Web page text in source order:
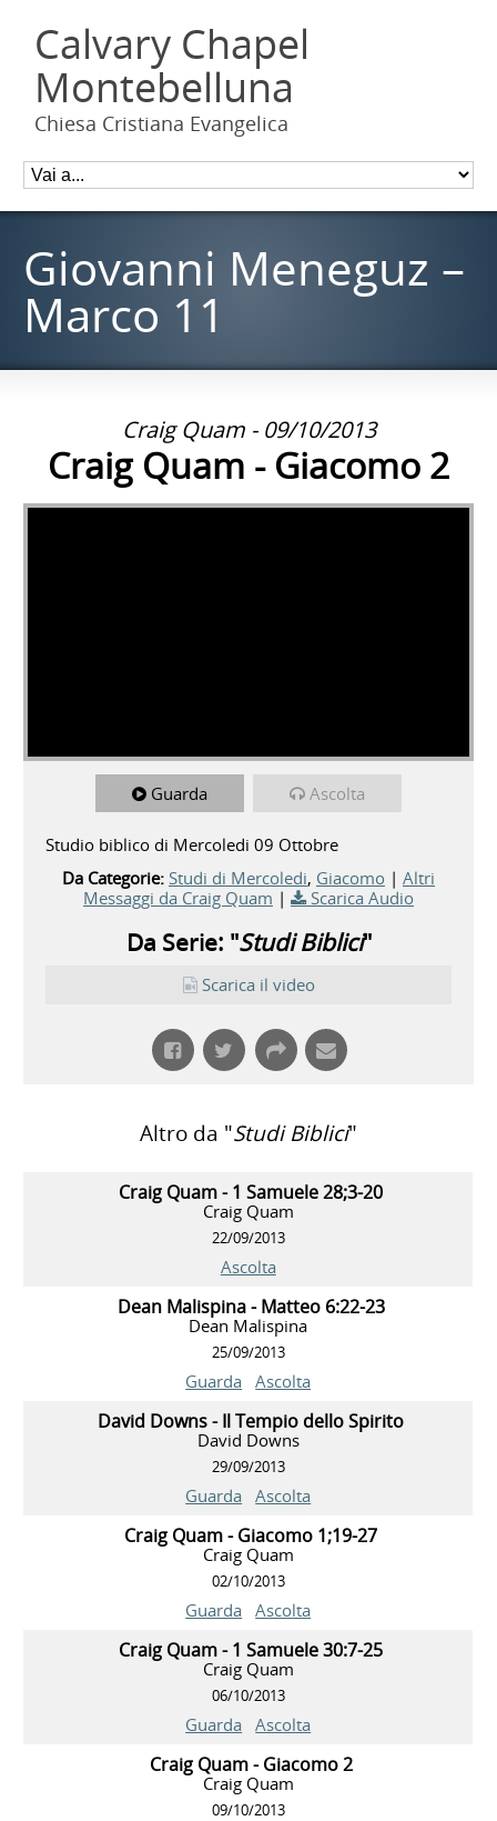
Calvary Chapel
Montebelluna
Chiesa Cristiana Evangelica
Giovanni Meneguz –
Marco 11
Craig Quam - 09/10/2013
Craig Quam - Giacomo 2
Guarda Ascolta
Studio biblico di Mercoledi 09 Ottobre
Da Categorie: Studi di Mercoledi, Giacomo | Altri
Messaggi da Craig Quam | Scarica Audio
Da Serie: "Studi Biblici"
Scarica il video
Altro da "Studi Biblici"
Craig Quam - 1 Samuele 28;3-20
Craig Quam
22/09/2013
Ascolta
Dean Malispina - Matteo 6:22-23
Dean Malispina
25/09/2013
Guarda Ascolta
David Downs - Il Tempio dello Spirito
David Downs
29/09/2013
Guarda Ascolta
Craig Quam - Giacomo 1;19-27
Craig Quam
02/10/2013
Guarda Ascolta
Craig Quam - 1 Samuele 30:7-25
Craig Quam
06/10/2013
Guarda Ascolta
Craig Quam - Giacomo 2
Craig Quam
09/10/2013